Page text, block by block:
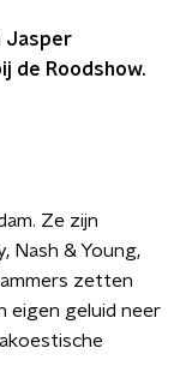
Jasper
de Roodshow.
Ze zijn
Nash & Young,
zetten
eigen geluid neer